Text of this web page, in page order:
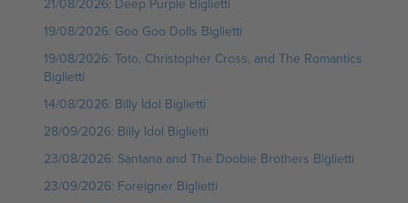
21/08/2026: Deep Purple Biglietti
19/08/2026: Goo Goo Dolls Biglietti
19/08/2026: Toto, Christopher Cross, and The Romantics
Biglietti
14/08/2026: Billy Idol Biglietti
28/09/2026: Billy Idol Biglietti
23/08/2026: Santana and The Doobie Brothers Biglietti
23/09/2026: Foreigner Biglietti